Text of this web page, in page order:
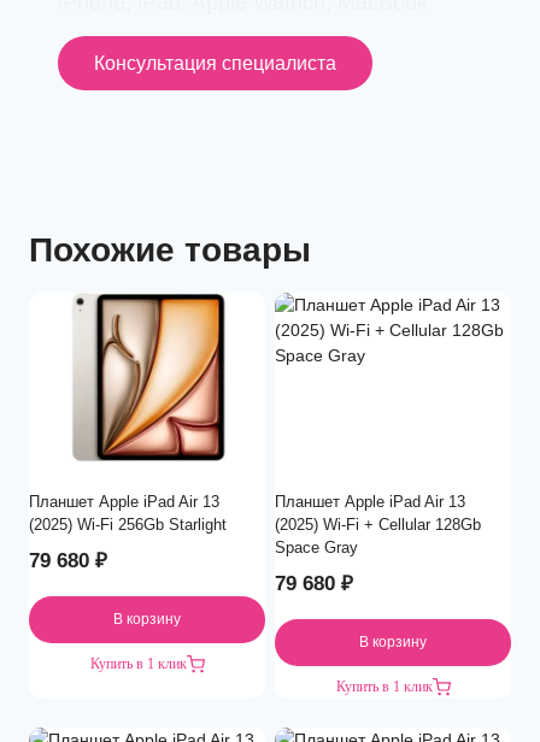
Консультация специалиста
Похожие товары
Планшет Apple iPad Air 13
(2025) Wi-Fi 256Gb Starlight
79 680 ₽
В корзину
Купить в 1 клик
Планшет Apple iPad Air 13
(2025) Wi-Fi + Cellular 128Gb
Space Gray
79 680 ₽
В корзину
Купить в 1 клик